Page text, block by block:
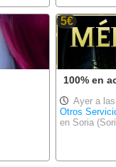
5€
100% en
Ayer a
Otros
en Soria